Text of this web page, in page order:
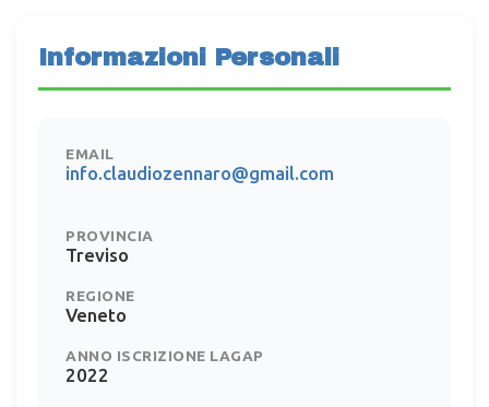
Informazioni Personali
EMAIL
info.claudiozennaro@gmail.com
PROVINCIA
Treviso
REGIONE
Veneto
ANNO ISCRIZIONE LAGAP
2022